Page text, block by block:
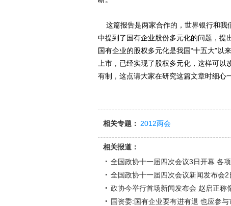
这篇报告是两家合作的，世界银行和我
中提到了国有企业股份多元化的问题，提
国有企业的股权多元化是我国“十五大”以
上市，已经实现了股权多元化，这样可
有制，这点请大家在研究这篇文章时细心
相关专题： 2012两会
相关报道：
全国政协十一届四次会议3日开幕 各
全国政协十一届四次会议新闻发布会2
政协今举行首场新闻发布会 赵启正称
国资委:国有企业要有进有退 也应参与